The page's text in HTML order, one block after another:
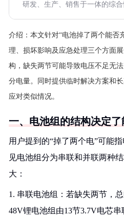
研发、生产、销售于一体的综合
介绍： 本文针对“电池掉了两个能否
理、损坏影响及应急处理三个方面
构，缺失两节可能导致电压不足无
分电量。同时提供临时解决方案和
应对类似情况。
一、电池组的结构决定
用户提到的“掉了两个电”可能
见电池组分为串联和并联两种
大：
1. 串联电池组：若缺失两节，
48V锂电池组由13节3.7V电芯